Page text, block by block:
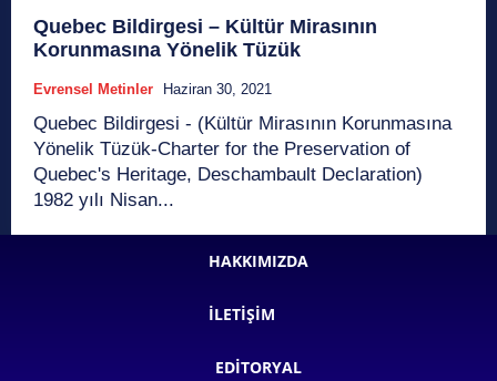
Quebec Bildirgesi – Kültür Mirasının
Korunmasına Yönelik Tüzük
Evrensel Metinler Haziran 30, 2021
Quebec Bildirgesi - (Kültür Mirasının Korunmasına
Yönelik Tüzük-Charter for the Preservation of
Quebec's Heritage, Deschambault Declaration)
1982 yılı Nisan...
HAKKIMIZDA
İLETIŞIM
EDITORYAL